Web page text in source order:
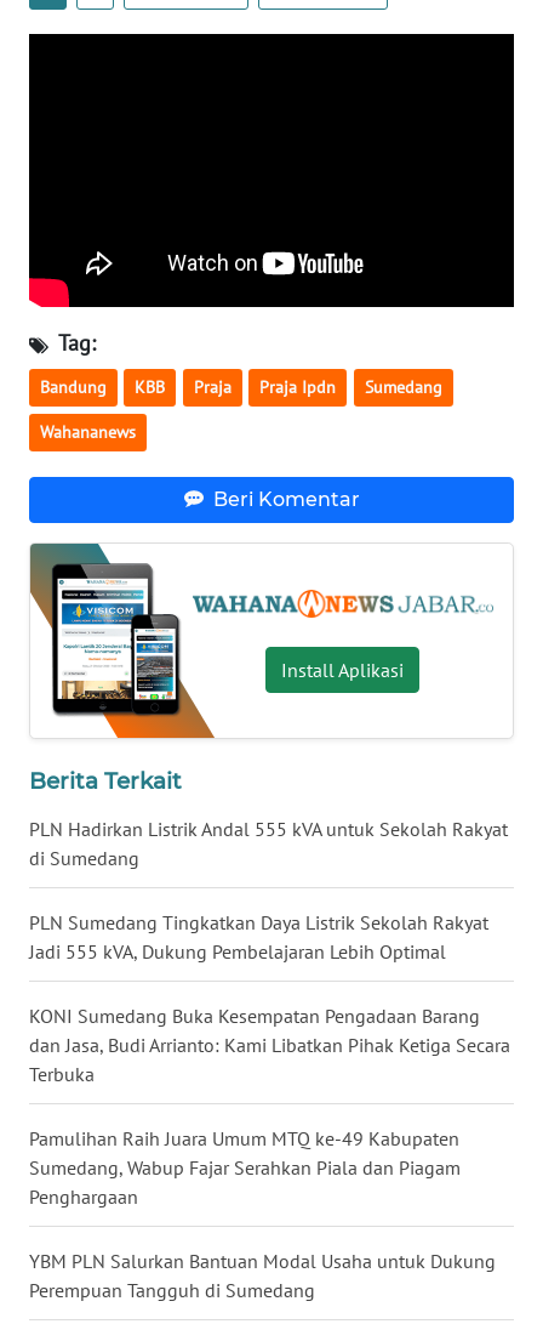
Tag:
Bandung KBB Praja Praja Ipdn Sumedang
Wahananews
Beri Komentar
Install Aplikasi
Berita Terkait
PLN Hadirkan Listrik Andal 555 kVA untuk Sekolah Rakyat
di Sumedang
PLN Sumedang Tingkatkan Daya Listrik Sekolah Rakyat
Jadi 555 kVA, Dukung Pembelajaran Lebih Optimal
KONI Sumedang Buka Kesempatan Pengadaan Barang
dan Jasa, Budi Arrianto: Kami Libatkan Pihak Ketiga Secara
Terbuka
Pamulihan Raih Juara Umum MTQ ke-49 Kabupaten
Sumedang, Wabup Fajar Serahkan Piala dan Piagam
Penghargaan
YBM PLN Salurkan Bantuan Modal Usaha untuk Dukung
Perempuan Tangguh di Sumedang
NUSANTARA
WN
JOGJA
WN
BALI
WN
KALBAR
WN
WN
KALTARA
WN
KALSEL
WN
GORONTALO
SULUT